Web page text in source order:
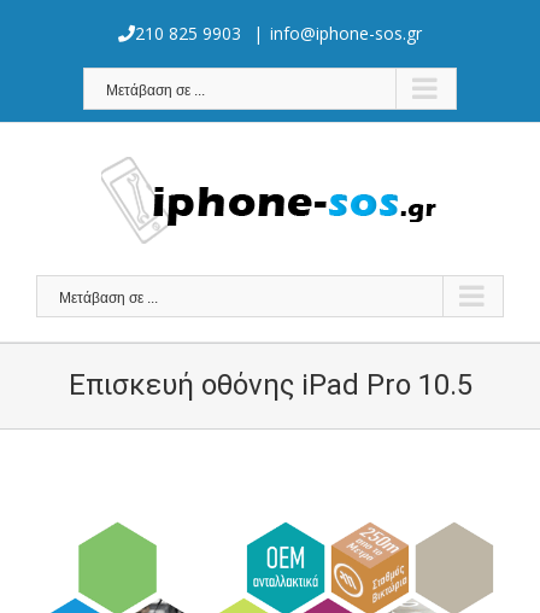
210 825 9903 | info@iphone-sos.gr
Μετάβαση σε ...
Μετάβαση σε ...
Επισκευή οθόνης iPad Pro 10.5